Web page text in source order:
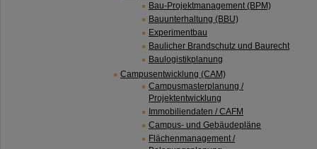
Bau-Projektmanagement (BPM)
Bauunterhaltung (BBU)
Experimentbau
Baulicher Brandschutz und Baurecht
Baulogistikplanung
Campusentwicklung (CAM)
Campusmasterplanung /
Projektentwicklung
Immobiliendaten / CAFM
Campus- und Gebäudepläne
Flächenmanagement /